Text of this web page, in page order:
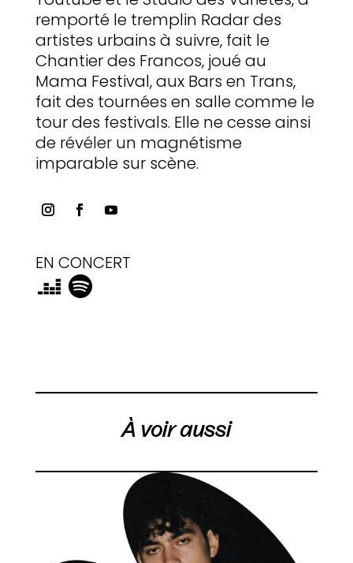
remporté le tremplin Radar des
artistes urbains à suivre, fait le
Chantier des Francos, joué au
Mama Festival, aux Bars en Trans,
fait des tournées en salle comme le
tour des festivals. Elle ne cesse ainsi
de révéler un magnétisme
imparable sur scène.
EN CONCERT
À voir aussi